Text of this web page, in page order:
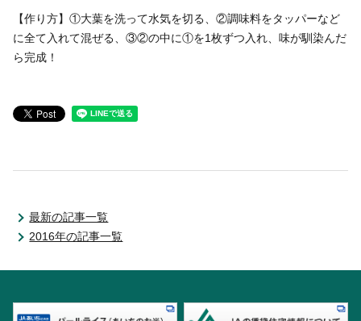
【作り方】①大葉を洗って水気を切る、②調味料をタッパーなど
に全て入れて混ぜる、③②の中に①を1枚ずつ入れ、味が馴染んだ
ら完成！
最新の記事一覧
2016年の記事一覧